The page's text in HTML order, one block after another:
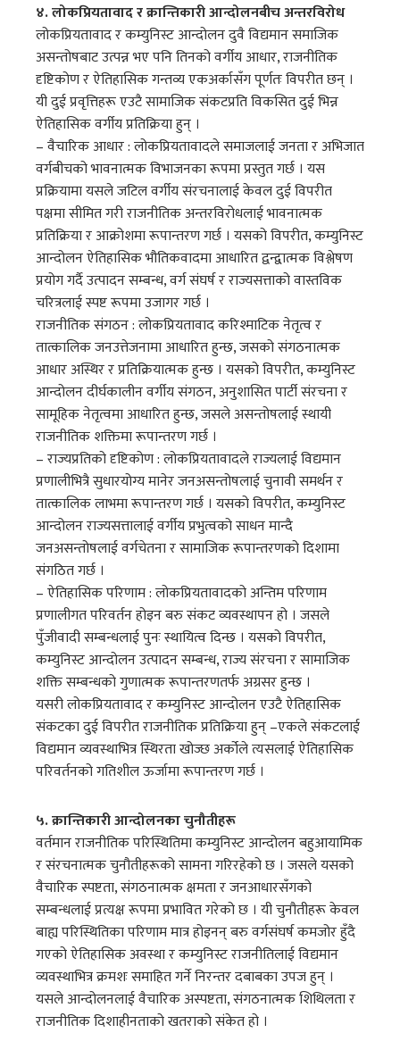
४. लोकप्रियतावाद र क्रान्तिकारी आन्दोलनबीच अन्तरविरोध
लोकप्रियतावाद र कम्युनिस्ट आन्दोलन दुवै विद्यमान समाजिक
असन्तोषबाट उत्पन्न भए पनि तिनको वर्गीय आधार, राजनीतिक
दृष्टिकोण र ऐतिहासिक गन्तव्य एकअर्कासँग पूर्णतः विपरीत छन् ।
यी दुई प्रवृत्तिहरू एउटै सामाजिक संकटप्रति विकसित दुई भिन्न
ऐतिहासिक वर्गीय प्रतिक्रिया हुन् ।
– वैचारिक आधार : लोकप्रियतावादले समाजलाई जनता र अभिजात
वर्गबीचको भावनात्मक विभाजनका रूपमा प्रस्तुत गर्छ । यस
प्रक्रियामा यसले जटिल वर्गीय संरचनालाई केवल दुई विपरीत
पक्षमा सीमित गरी राजनीतिक अन्तरविरोधलाई भावनात्मक
प्रतिक्रिया र आक्रोशमा रूपान्तरण गर्छ । यसको विपरीत, कम्युनिस्ट
आन्दोलन ऐतिहासिक भौतिकवादमा आधारित द्वन्द्वात्मक विश्लेषण
प्रयोग गर्दै उत्पादन सम्बन्ध, वर्ग संघर्ष र राज्यसत्ताको वास्तविक
चरित्रलाई स्पष्ट रूपमा उजागर गर्छ ।
राजनीतिक संगठन : लोकप्रियतावाद करिश्माटिक नेतृत्व र
तात्कालिक जनउत्तेजनामा आधारित हुन्छ, जसको संगठनात्मक
आधार अस्थिर र प्रतिक्रियात्मक हुन्छ । यसको विपरीत, कम्युनिस्ट
आन्दोलन दीर्घकालीन वर्गीय संगठन, अनुशासित पार्टी संरचना र
सामूहिक नेतृत्वमा आधारित हुन्छ, जसले असन्तोषलाई स्थायी
राजनीतिक शक्तिमा रूपान्तरण गर्छ ।
– राज्यप्रतिको दृष्टिकोण : लोकप्रियतावादले राज्यलाई विद्यमान
प्रणालीभित्रै सुधारयोग्य मानेर जनअसन्तोषलाई चुनावी समर्थन र
तात्कालिक लाभमा रूपान्तरण गर्छ । यसको विपरीत, कम्युनिस्ट
आन्दोलन राज्यसत्तालाई वर्गीय प्रभुत्वको साधन मान्दै
जनअसन्तोषलाई वर्गचेतना र सामाजिक रूपान्तरणको दिशामा
संगठित गर्छ ।
– ऐतिहासिक परिणाम : लोकप्रियतावादको अन्तिम परिणाम
प्रणालीगत परिवर्तन होइन बरु संकट व्यवस्थापन हो । जसले
पुँजीवादी सम्बन्धलाई पुनः स्थायित्व दिन्छ । यसको विपरीत,
कम्युनिस्ट आन्दोलन उत्पादन सम्बन्ध, राज्य संरचना र सामाजिक
शक्ति सम्बन्धको गुणात्मक रूपान्तरणतर्फ अग्रसर हुन्छ ।
यसरी लोकप्रियतावाद र कम्युनिस्ट आन्दोलन एउटै ऐतिहासिक
संकटका दुई विपरीत राजनीतिक प्रतिक्रिया हुन् –एकले संकटलाई
विद्यमान व्यवस्थाभित्र स्थिरता खोज्छ अर्कोले त्यसलाई ऐतिहासिक
परिवर्तनको गतिशील ऊर्जामा रूपान्तरण गर्छ ।
५. क्रान्तिकारी आन्दोलनका चुनौतीहरू
वर्तमान राजनीतिक परिस्थितिमा कम्युनिस्ट आन्दोलन बहुआयामिक
र संरचनात्मक चुनौतीहरूको सामना गरिरहेको छ । जसले यसको
वैचारिक स्पष्टता, संगठनात्मक क्षमता र जनआधारसँगको
सम्बन्धलाई प्रत्यक्ष रूपमा प्रभावित गरेको छ । यी चुनौतीहरू केवल
बाह्य परिस्थितिका परिणाम मात्र होइनन् बरु वर्गसंघर्ष कमजोर हुँदै
गएको ऐतिहासिक अवस्था र कम्युनिस्ट राजनीतिलाई विद्यमान
व्यवस्थाभित्र क्रमशः समाहित गर्ने निरन्तर दबाबका उपज हुन् ।
यसले आन्दोलनलाई वैचारिक अस्पष्टता, संगठनात्मक शिथिलता र
राजनीतिक दिशाहीनताको खतराको संकेत हो ।